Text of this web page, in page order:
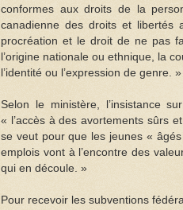
conformes aux droits de la
canadienne des droits et libertés
procréation et le droit de ne pas
l’origine nationale ou ethnique, la
l’identité ou l’expression de genre. »
Selon le ministère, l’insistance
« l’accès à des avortements sûrs
se veut pour que les jeunes «
emplois vont à l’encontre des
qui en découle. »
Pour recevoir les subventions